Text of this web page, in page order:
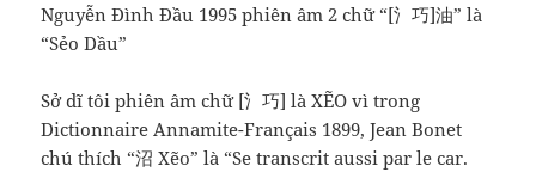
Nguyễn Đình Đầu 1995 phiên âm 2 chữ “[氵巧]油” là
“Sẻo Dầu”
Sở dĩ tôi phiên âm chữ [氵巧] là XẼO vì trong
Dictionnaire Annamite-Français 1899, Jean Bonet
chú thích “沼 Xẽo” là “Se transcrit aussi par le car.